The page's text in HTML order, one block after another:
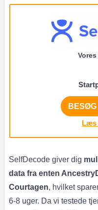
BESØG
Læs
SelfDecode giver dig
data fra enten
Courtagen, hvilket
6-8 uger. Da vi testede